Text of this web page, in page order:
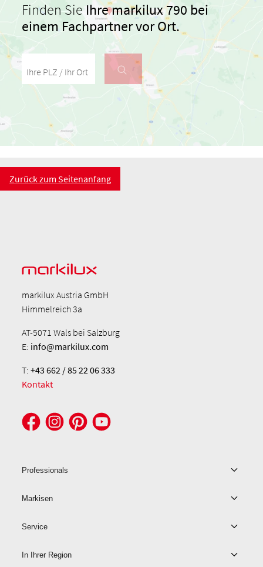
Finden SieIhre markilux 790 bei
einem Fachpartner vor Ort.
Ihre PLZ / Ihr Ort
Zurück zum Seitenanfang
markilux Austria GmbH
Himmelreich 3a
AT-5071 Wals bei Salzburg
E: info@markilux.com
T:+43 662 / 85 22 06 333
Kontakt
Professionals
Markisen
Service
In Ihrer Region